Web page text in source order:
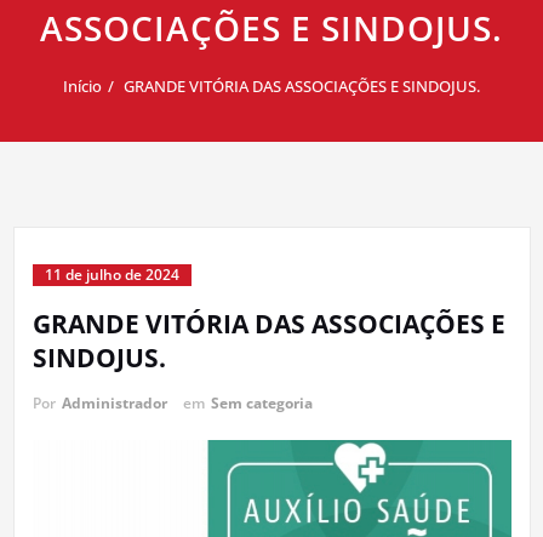
ASSOCIAÇÕES E SINDOJUS.
Início GRANDE VITÓRIA DAS ASSOCIAÇÕES E SINDOJUS.
11 de julho de 2024
GRANDE VITÓRIA DAS ASSOCIAÇÕES E
SINDOJUS.
Por Administrador em Sem categoria